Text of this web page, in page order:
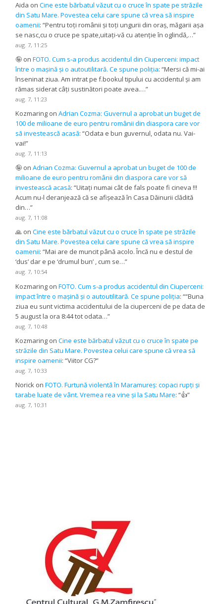
Aida onCine este bărbatul văzut cu o cruce în spate pe străzile
din Satu Mare. Povestea celui care spune că vrea să inspire
oamenii: “Pentru toți românii și toți ungurii din oraș, măgarii așa
se nasc,cu o cruce pe spate,uitați-vă cu atenție în oglindă,…”
aug. 7, 11:25
🤪 onFOTO. Cum s-a produs accidentul din Ciuperceni: impact
între o mașină și o autoutilitară. Ce spune poliția: “Mersi că mi-ai
înseninat ziua. Am intrat pe f.bookul tipului cu accidentul și am
rămas siderat câți sustinători poate avea.…”
aug. 7, 11:23
Kozmaring onAdrian Cozma: Guvernul a aprobat un buget de
100 de milioane de euro pentru românii din diaspora care vor
să investească acasă: “Odata e bun guvernul, odata nu. Vai-
vai!”
aug. 7, 11:13
🤪 onAdrian Cozma: Guvernul a aprobat un buget de 100 de
milioane de euro pentru românii din diaspora care vor să
investească acasă: “Uitați numai cât de fals poate fi cineva !!!
Acum nu-l deranjează că se afișează în Casa Dăinurii clădită
din…”
aug. 7, 11:08
🙏 onCine este bărbatul văzut cu o cruce în spate pe străzile
din Satu Mare. Povestea celui care spune că vrea să inspire
oamenii: “Mai are de muncit până acolo. Încă nu e destul de
‘dus’ dar e pe ‘drumul bun’ , cum se…”
aug. 7, 10:54
Kozmaring onFOTO. Cum s-a produs accidentul din Ciuperceni:
impact între o mașină și o autoutilitară. Ce spune poliția: ““Buna
ziua eu sunt victima accidentului de la ciuperceni de pe data de
5 august la ora 8:44 tot odata…”
aug. 7, 10:48
Kozmaring onCine este bărbatul văzut cu o cruce în spate pe
străzile din Satu Mare. Povestea celui care spune că vrea să
inspire oamenii: “Viitor CG?”
aug. 7, 10:33
Norick onFOTO. Furtună violentă în Maramureș: copaci rupți și
tarabe luate de vânt. Vremea rea vine și la Satu Mare: “👍”
aug. 7, 10:31